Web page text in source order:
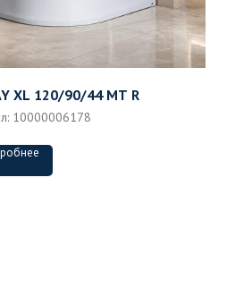
XL 120/90/44 MT R
10000006178